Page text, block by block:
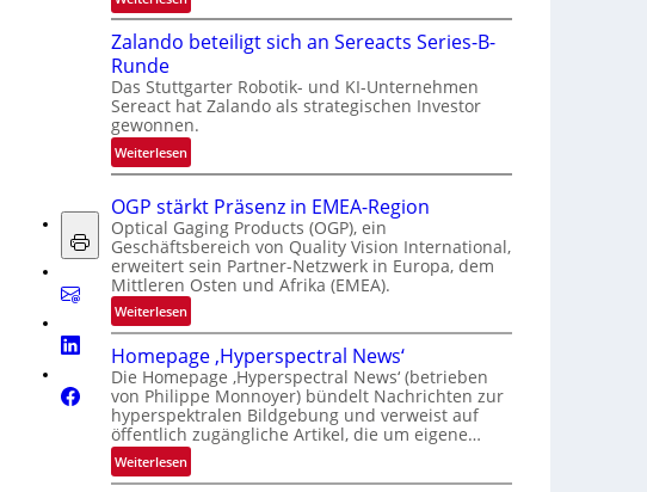
I
n
e
r
n
a
t
i
o
n
a
V
i
s
i
o
n
N
i
Zalando beteiligt sich an Sereacts Series-B-
Runde
Das Stuttgarter Robotik- und KI-Unternehmen
Sereact hat Zalando als strategischen Investor
gewonnen.
Weiterlesen:
Z
a
l
a
n
d
o
b
e
t
e
i
l
i
OGP stärkt Präsenz in EMEA-Region
Optical Gaging Products (OGP), ein
Geschäftsbereich von Quality Vision International,
erweitert sein Partner-Netzwerk in Europa, dem
Mittleren Osten und Afrika (EMEA).
Weiterlesen:
O
G
P
s
t
ä
r
Homepage ‚Hyperspectral News‘
Die Homepage ‚Hyperspectral News‘ (betrieben
von Philippe Monnoyer) bündelt Nachrichten zur
hyperspektralen Bildgebung und verweist auf
öffentlich zugängliche Artikel, die um eigene…
Weiterlesen:
H